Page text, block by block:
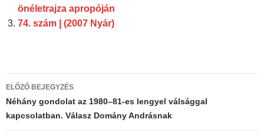
önéletrajza apropóján
74. szám | (2007 Nyár)
Bejegyzés
navigáció
ELŐZŐ BEJEGYZÉS
Néhány gondolat az 1980–81-es lengyel válsággal
kapcsolatban. Válasz Domány Andrásnak